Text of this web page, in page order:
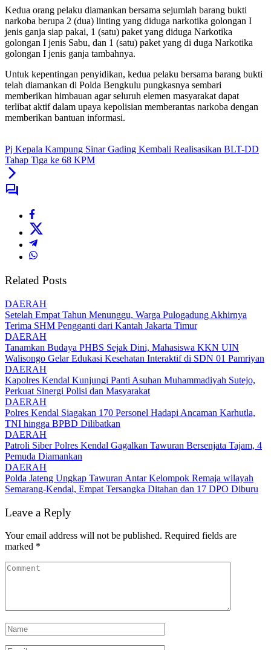
Kedua orang pelaku diamankan bersama sejumlah barang bukti
narkoba berupa 2 (dua) linting yang diduga narkotika golongan I
jenis ganja siap pakai, 1 (satu) paket yang diduga Narkotika
golongan I jenis Sabu, dan 1 (satu) paket yang di duga Narkotika
golongan I jenis ganja tambahnya.
Untuk kepentingan penyidikan, kedua pelaku bersama barang bukti
telah diamankan di Polda Bengkulu pungkasnya sembari
memberikan himbauan agar seluruh elemen masyarakat dapat
terlibat aktif dalam upaya kepolisian memberantas narkoba dengan
memberikan bantuan informasi.
Pj Kepala Kampung Sinar Gading Kembali Realisasikan BLT-DD
Tahap Tiga ke 68 KPM
Related Posts
DAERAH
Setelah Empat Tahun Menunggu, Warga Pulogadung Akhirnya
Terima SHM Pengganti dari Kantah Jakarta Timur
DAERAH
Tanamkan Budaya PHBS Sejak Dini, Mahasiswa KKN UIN
Walisongo Gelar Edukasi Kesehatan Interaktif di SDN 01 Pamriyan
DAERAH
Kapolres Kendal Kunjungi Panti Asuhan Muhammadiyah Sutejo,
Perkuat Sinergi Polisi dan Masyarakat
DAERAH
Polres Kendal Siagakan 170 Personel Hadapi Ancaman Karhutla,
TNI hingga BPBD Dilibatkan
DAERAH
Patroli Siber Polres Kendal Gagalkan Tawuran Bersenjata Tajam, 4
Pemuda Diamankan
DAERAH
Polda Jateng Ungkap Tawuran Antar Kelompok Remaja wilayah
Semarang-Kendal, Empat Tersangka Ditahan dan 17 DPO Diburu
Leave a Reply
Your email address will not be published. Required fields are
marked *